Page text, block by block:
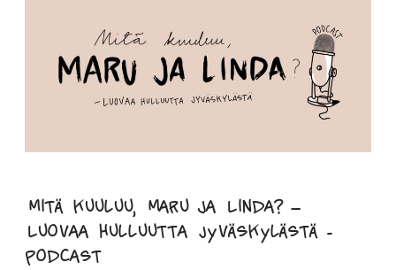
Mitä kuuluu, Maru ja Linda? –
Luovaa hulluutta Jyväskylästä -
podcast